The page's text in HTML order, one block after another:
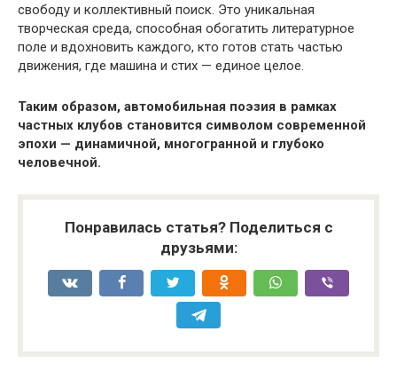
свободу и коллективный поиск. Это уникальная
творческая среда, способная обогатить литературное
поле и вдохновить каждого, кто готов стать частью
движения, где машина и стих — единое целое.
Таким образом, автомобильная поэзия в рамках
частных клубов становится символом современной
эпохи — динамичной, многогранной и глубоко
человечной.
Понравилась статья? Поделиться с
друзьями: